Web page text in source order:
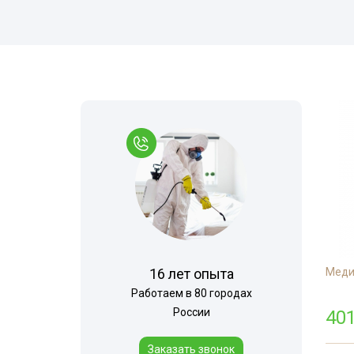
Мошки
Короед
Шершни
Долгоносик
Обработка
Обработка
Санитарная
Холодный
Туалеты и
16 лет опыта
Работаем в 80 городах
России
Заказать звонок